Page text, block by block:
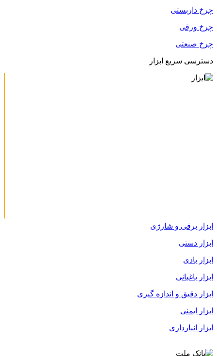
چرخ داربستی
چرخ ورقی
چرخ صنعتی
دسترسی سریع ابزار
ابزار برقی و شارژی
ابزار دستی
ابزار بادی
ابزار باغبانی
ابزار دقیق و اندازه گیری
ابزار ایمنی
ابزار انبارداری